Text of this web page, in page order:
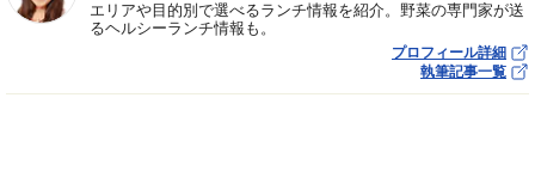
エリアや目的別で選べるランチ情報を紹介。野菜の専門家が送
るヘルシーランチ情報も。
プロフィール詳細
執筆記事一覧